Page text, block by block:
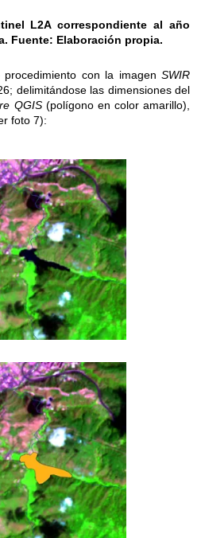
L2A correspondiente al año
Fuente: Elaboración propia.
con la imagen SWIR
delimitándose las dimensiones del
QGIS(polígono en color amarillo),
foto 7):